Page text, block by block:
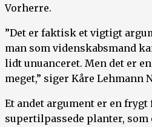
Vorherre.
”Det er faktisk et vigtigt
man som videnskabsmand
lidt unuanceret. Men det er
meget,” siger Kåre Lehmann
Et andet argument er en frygt
supertilpassede planter,